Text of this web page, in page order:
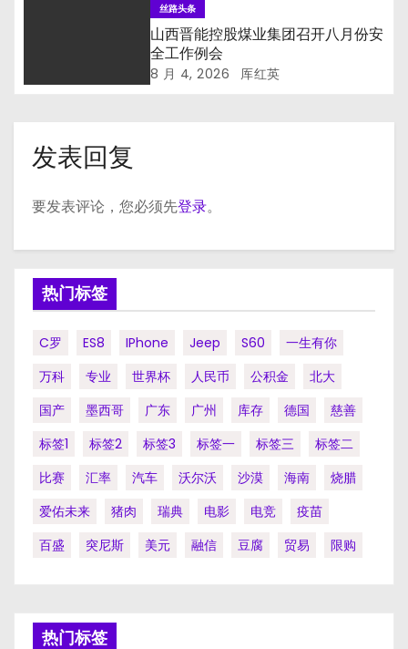
丝路头条
山西晋能控股煤业集团召开八月份安
全工作例会
8 月 4, 2026 厍红英
发表回复
要发表评论，您必须先登录。
热门标签
C罗 ES8 IPhone Jeep S60
一生有你
万科
专业 世界杯 人民币 公积金
北大
国产
墨西哥 广东 广州 库存 德国
慈善
标签1
标签2 标签3 标签一 标签三
标签二
比赛
汇率 汽车 沃尔沃 沙漠 海南
烧腊
爱佑未来
猪肉 瑞典 电影 电竞
疫苗
百盛
突尼斯 美元 融信 豆腐 贸易 限购
热门标签